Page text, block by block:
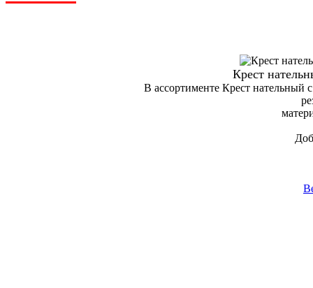
Крест
В ассортименте Крест нательный